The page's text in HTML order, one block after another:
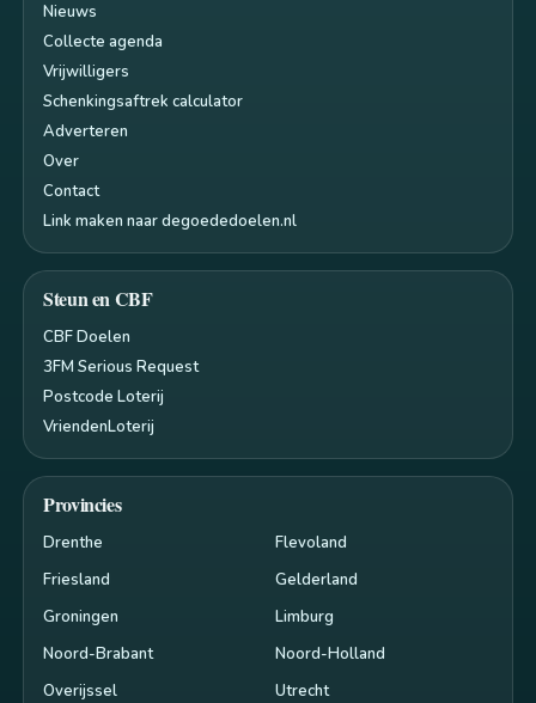
Nieuws
Collecte agenda
Vrijwilligers
Schenkingsaftrek calculator
Adverteren
Over
Contact
Link maken naar degoededoelen.nl
Steun en CBF
CBF Doelen
3FM Serious Request
Postcode Loterij
VriendenLoterij
Provincies
Drenthe
Flevoland
Friesland
Gelderland
Groningen
Limburg
Noord-Brabant
Noord-Holland
Overijssel
Utrecht